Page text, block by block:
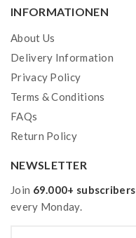
INFORMATIONEN
About Us
Delivery Information
Privacy Policy
Terms & Conditions
FAQs
Return Policy
NEWSLETTER
Join 69.000+ subscribers
every Monday.